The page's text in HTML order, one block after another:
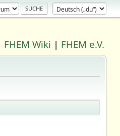
FHEM Wiki | FHEM e.V.